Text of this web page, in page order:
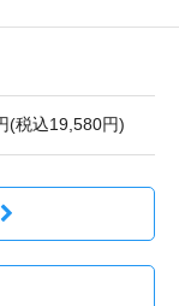
(税込19,580円)